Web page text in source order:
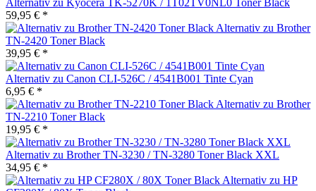
Alternativ zu Kyocera TK-5270K / 1T02TV0NL0 Toner Black
59,95 € *
Alternativ zu Brother
TN-2420 Toner Black
39,95 € *
Alternativ zu Canon CLI-526C / 4541B001 Tinte Cyan
6,95 € *
Alternativ zu Brother
TN-2210 Toner Black
19,95 € *
Alternativ zu Brother TN-3230 / TN-3280 Toner Black XXL
34,95 € *
Alternativ zu HP